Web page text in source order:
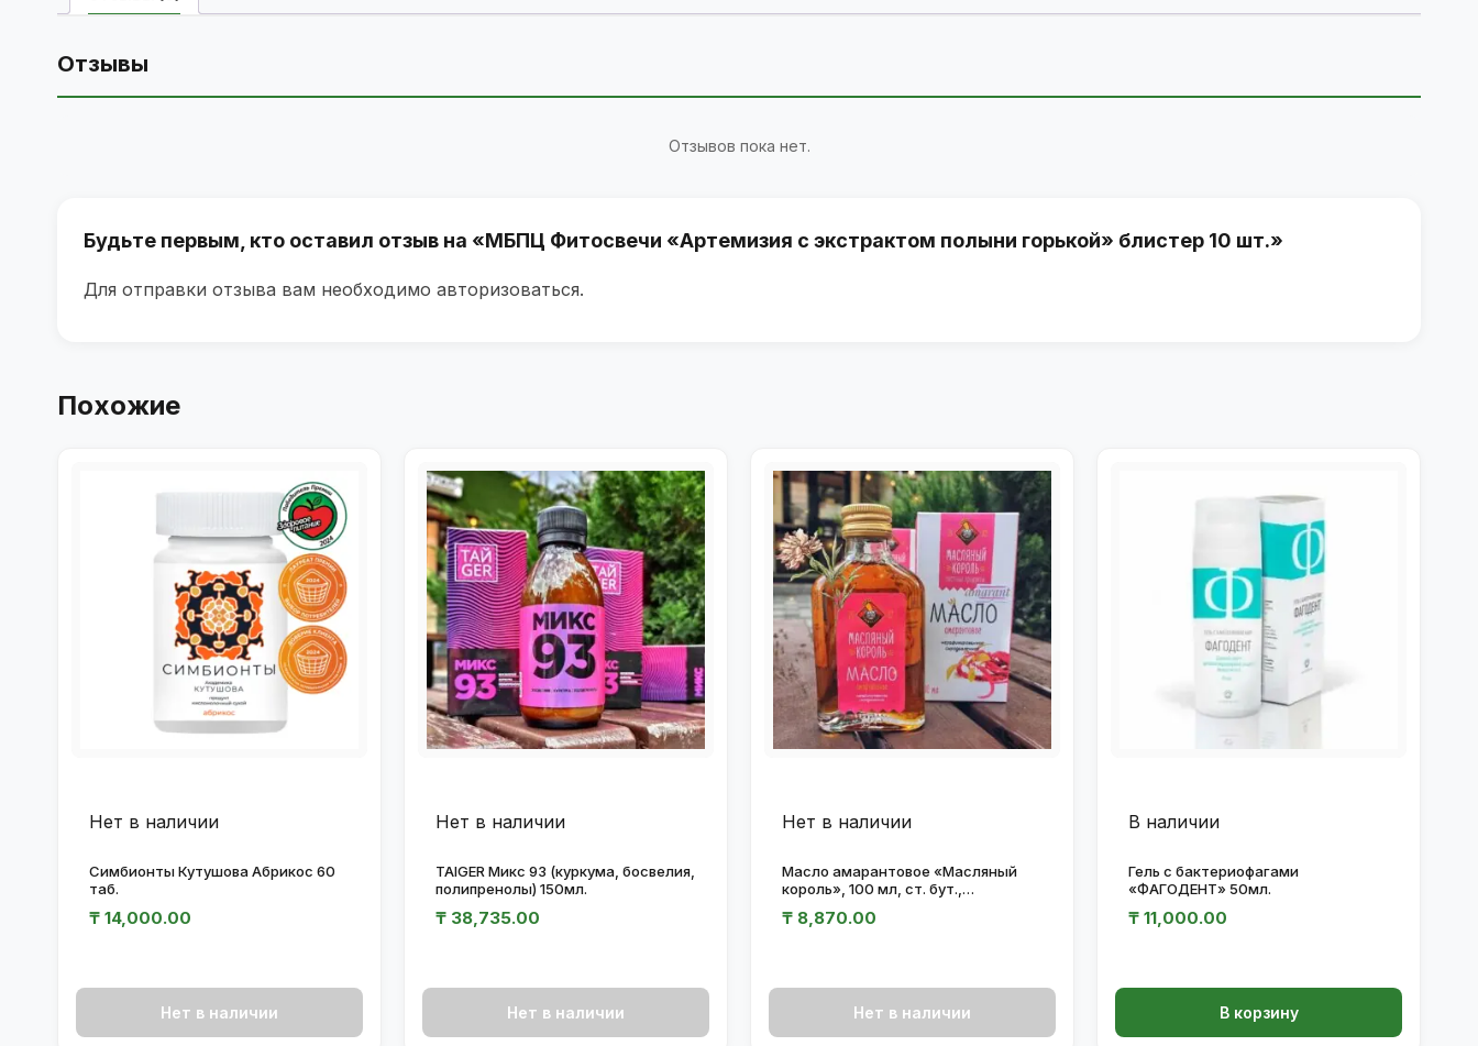
Отзывы
Отзывов пока нет.
Будьте первым, кто оставил отзыв на «МБПЦ Фитосвечи «Артемизия с экстрактом полыни горькой» блистер 10 шт.»
Для отправки отзыва вам необходимо авторизоваться.
Похожие
Нет в наличии
Симбионты Кутушова Абрикос 60
таб.
₸ 14,000.00
Нет в наличии
Нет в наличии
TAIGER Микс 93 (куркума, босвелия,
полипренолы) 150мл.
₸ 38,735.00
Нет в наличии
Нет в наличии
Масло амарантовое «Масляный
король», 100 мл, ст. бут.,
₸ 8,870.00
Нет в наличии
В наличии
Гель с бактериофагами
«ФАГОДЕНТ» 50мл.
₸ 11,000.00
В корзину